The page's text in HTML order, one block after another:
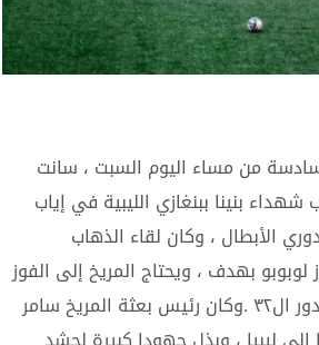
من مساء اليوم السبت ، سانت
بنينا ببنغازي الليبية في إياب
الأبطال ، وكان لقاء الذهاب
بهدف ، ويحتاج المريخ إلى الفوز
بأكثر من هدف للتأهل لدور ال٣٢ .وكان رئيس بعثة المريخ سامر